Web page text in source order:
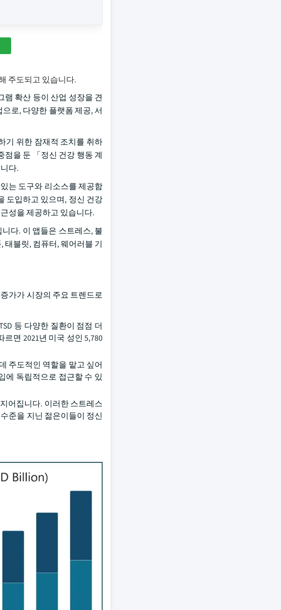
주도되고 있습니다.
램 확산 등이 산업 성장을 견
으로, 다양한 플랫폼 제공, 서
기 위한 잠재적 조치를 취하
점을 둔 「정신 건강 행동 계
다.
는 도구와 리소스를 제공함
도입하고 있으며, 정신 건강
성을 제공하고 있습니다.
다. 이 앱들은 스트레스, 불
태블릿, 컴퓨터, 웨어러블 기
가가 시장의 주요 트렌드로
등 다양한 질환이 점점 더
면 2021년 미국 성인 5,780
주도적인 역할을 맡고 싶어
에 독립적으로 접근할 수 있
어집니다. 이러한 스트레스
준을 지닌 젊은이들이 정신